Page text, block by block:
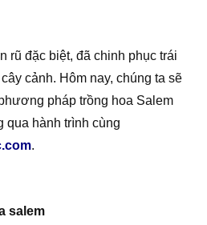
rũ đặc biệt, đã chinh phục trái
cảnh. Hôm nay, chúng ta sẽ
pháp trồng hoa Salem
qua hành trình cùng
.
salem